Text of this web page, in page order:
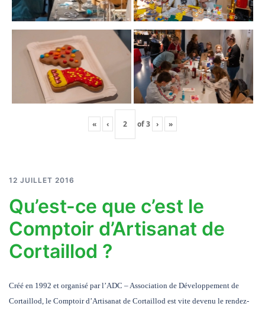
« ‹ of3 › »
12 JUILLET 2016
Qu’est-ce que c’est le
Comptoir d’Artisanat de
Cortaillod ?
Créé en 1992 et organisé par l’ADC – Association de Développement de
Cortaillod, le Comptoir d’Artisanat de Cortaillod est vite devenu le rendez-